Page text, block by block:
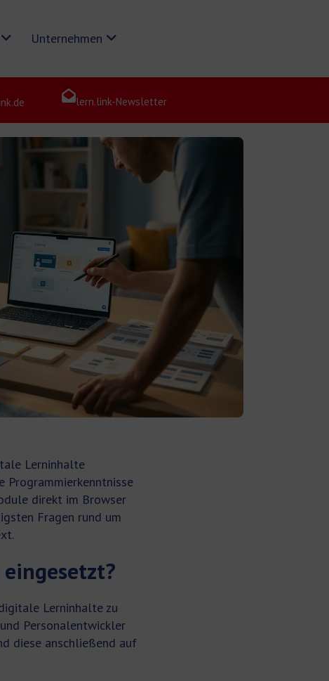
Unternehmen
lern.link-Newsletter
Lerninhalte
Programmierkenntnisse
direkt im Browser
Fragen rund um
Lerninhalte zu
Personalentwickler
diese anschließend auf